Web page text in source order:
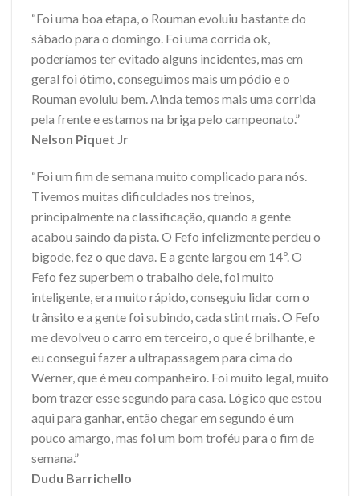
“Foi uma boa etapa, o Rouman evoluiu bastante do
sábado para o domingo. Foi uma corrida ok,
poderíamos ter evitado alguns incidentes, mas em
geral foi ótimo, conseguimos mais um pódio e o
Rouman evoluiu bem. Ainda temos mais uma corrida
pela frente e estamos na briga pelo campeonato.”
Nelson Piquet Jr
“Foi um fim de semana muito complicado para nós.
Tivemos muitas dificuldades nos treinos,
principalmente na classificação, quando a gente
acabou saindo da pista. O Fefo infelizmente perdeu o
bigode, fez o que dava. E a gente largou em 14º. O
Fefo fez superbem o trabalho dele, foi muito
inteligente, era muito rápido, conseguiu lidar com o
trânsito e a gente foi subindo, cada stint mais. O Fefo
me devolveu o carro em terceiro, o que é brilhante, e
eu consegui fazer a ultrapassagem para cima do
Werner, que é meu companheiro. Foi muito legal, muito
bom trazer esse segundo para casa. Lógico que estou
aqui para ganhar, então chegar em segundo é um
pouco amargo, mas foi um bom troféu para o fim de
semana.”
Dudu Barrichello